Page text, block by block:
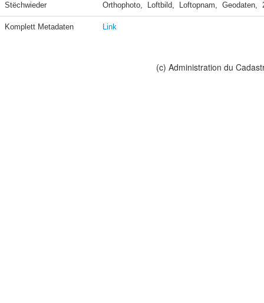
Stëchwieder Orthophoto,  Loftbild,  Loftopnam,  Geodaten,
Komplett Metadaten Link
(c) Administration du